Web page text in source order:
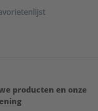
producten en onze